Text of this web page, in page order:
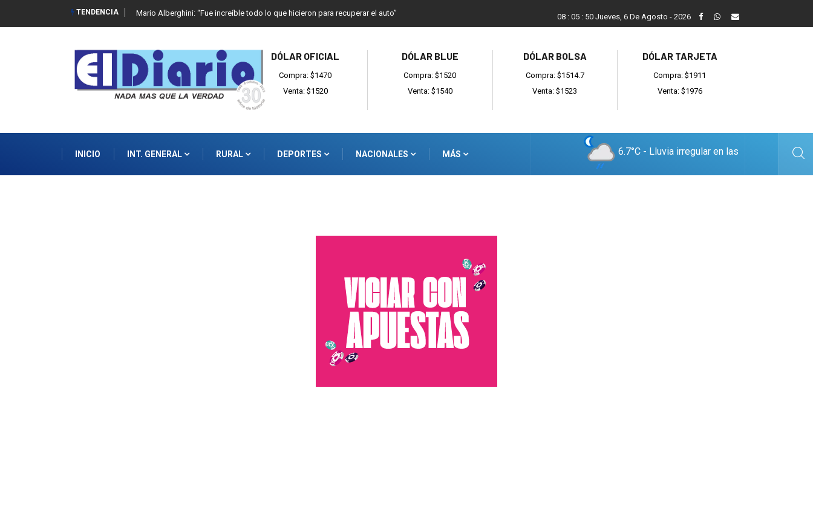
TENDENCIA Mario Alberghini: “Fue increíble todo lo que hicieron para recuperar el auto” Reino: “Hay bandas muy organizadas y también
08 : 05 : 51 Jueves, 6 De Agosto - 2026
DÓLAR OFICIAL
Compra: $1470
Venta: $1520
DÓLAR BLUE
Compra: $1520
Venta: $1540
DÓLAR BOLSA
Compra: $1514.7
Venta: $1523
DÓLAR TARJETA
Compra: $1911
Venta: $1976
INICIO INT. GENERAL RURAL DEPORTES NACIONALES MÁS 6.7°C - Lluvia irregular en las